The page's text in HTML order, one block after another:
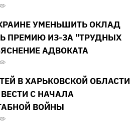
УМЕНЬШИТЬ ОКЛАД
ПРЕМИЮ ИЗ-ЗА "ТРУДНЫХ
АДВОКАТА
В ХАРЬКОВСКОЙ ОБЛАСТИ
С НАЧАЛА
ВОЙНЫ